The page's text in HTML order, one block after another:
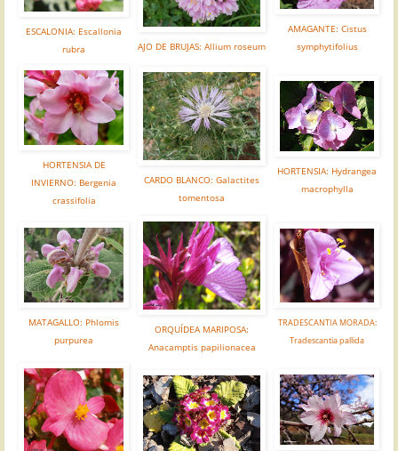
ESCALONIA: Escallonia
rubra
AJO DE BRUJAS: Allium roseum
AMAGANTE: Cistus
symphytifolius
HORTENSIA DE
INVIERNO: Bergenia
crassifolia
CARDO BLANCO: Galactites
tomentosa
HORTENSIA: Hydrangea
macrophylla
MATAGALLO: Phlomis
purpurea
ORQUÍDEA MARIPOSA:
Anacamptis papilionacea
TRADESCANTIA MORADA:
Tradescantia pallida